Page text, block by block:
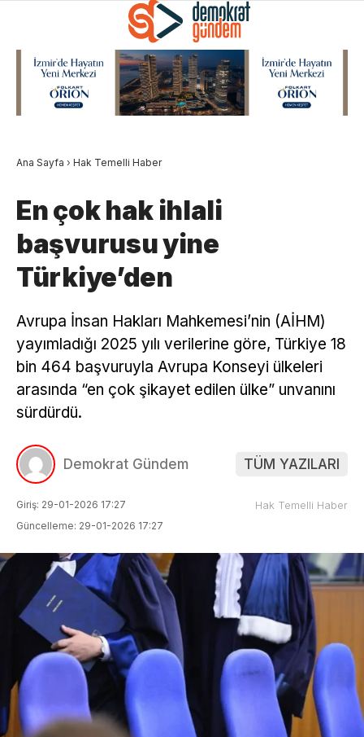
Ana Sayfa › Hak Temelli Haber
En çok hak ihlali
başvurusu yine
Türkiye’den
Avrupa İnsan Hakları Mahkemesi’nin (AİHM)
yayımladığı 2025 yılı verilerine göre, Türkiye 18
bin 464 başvuruyla Avrupa Konseyi ülkeleri
arasında “en çok şikayet edilen ülke” unvanını
sürdürdü.
Demokrat Gündem TÜM YAZILARI
Giriş: 29-01-2026 17:27
Güncelleme: 29-01-2026 17:27
Hak Temelli Haber